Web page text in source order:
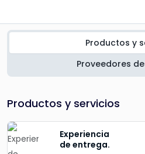
Productos y
Proveedores
Productos y servicios
Experiencia
de entrega.